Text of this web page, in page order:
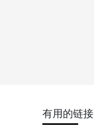
有用的链接